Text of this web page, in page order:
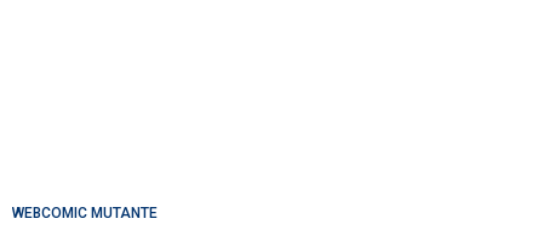
WEBCOMIC MUTANTE